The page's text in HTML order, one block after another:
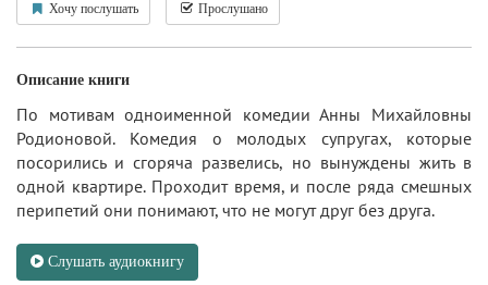
Хочу послушать Прослушано
Описание книги
По мотивам одноименной комедии Анны Михайловны
Родионовой. Комедия о молодых супругах, которые
посорились и сгоряча развелись, но вынуждены жить в
одной квартире. Проходит время, и после ряда смешных
перипетий они понимают, что не могут друг без друга.
Слушать аудиокнигу